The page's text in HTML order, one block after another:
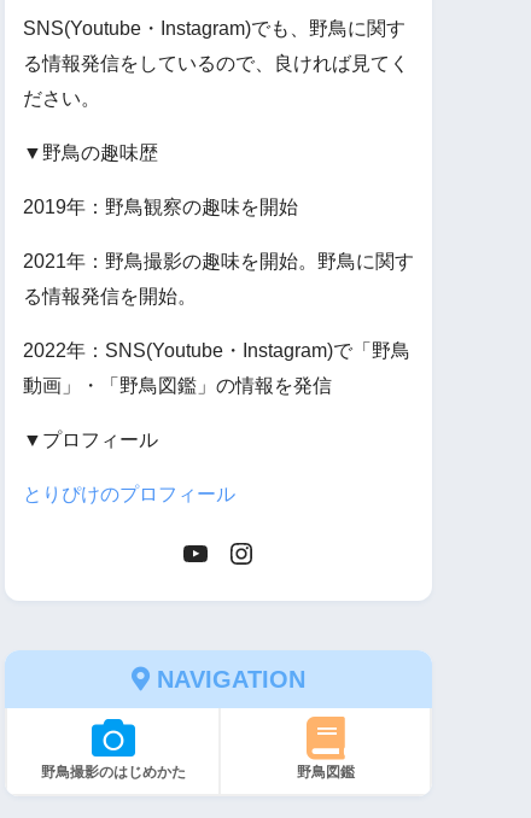
SNS(Youtube・Instagram)でも、野鳥に関す
る情報発信をしているので、良ければ見てく
ださい。
▼野鳥の趣味歴
2019年：野鳥観察の趣味を開始
2021年：野鳥撮影の趣味を開始。野鳥に関す
る情報発信を開始。
2022年：SNS(Youtube・Instagram)で「野鳥
動画」・「野鳥図鑑」の情報を発信
▼プロフィール
とりぴけのプロフィール
NAVIGATION
野鳥撮影のはじめかた 野鳥図鑑